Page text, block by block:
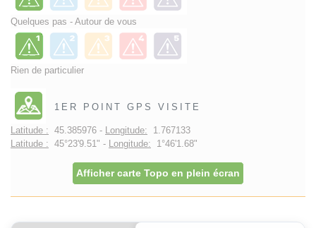
Quelques pas - Autour de vous
Rien de particulier
1ER POINT GPS VISITE
Latitude : 45.385976 - Longitude: 1.767133
Latitude : 45°23'9.51" - Longitude: 1°46'1.68"
Afficher carte Topo en plein écran